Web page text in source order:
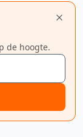
de hoogte.